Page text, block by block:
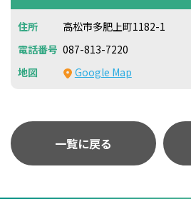
高松市多肥上町1182-1
087-813-7220
Google Map
一覧に戻る